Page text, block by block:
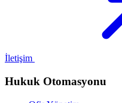
İletişim
Hukuk Otomasyonu